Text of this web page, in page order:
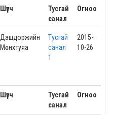
Шүүгч
Тусгай
санал
Огноо
Дашдоржийн
Мөнхтуяа
Тусгай
санал
1
2015-
10-26
Шүүгч
Тусгай
санал
Огноо